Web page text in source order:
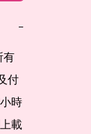
−
有
付
時
載